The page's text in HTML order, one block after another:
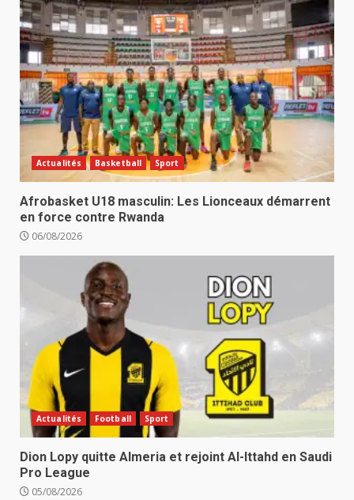
Actualités Basketball Sport
Afrobasket U18 masculin: Les Lionceaux démarrent
en force contre Rwanda
06/08/2026
Actualités Football Sport
Dion Lopy quitte Almeria et rejoint Al-Ittahd en Saudi
Pro League
05/08/2026